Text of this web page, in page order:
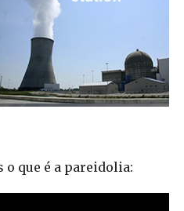
o que é a pareidolia: